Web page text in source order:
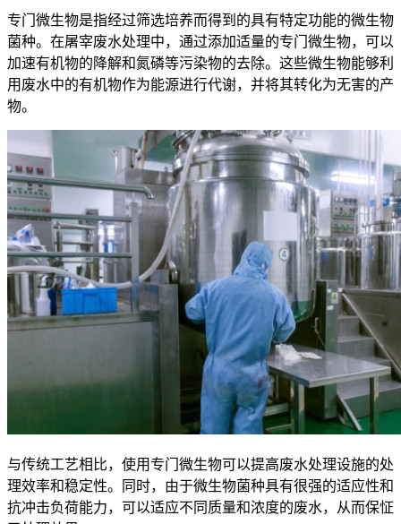
专门微生物是指经过筛选培养而得到的具有特定功能的微生物
菌种。在屠宰废水处理中，通过添加适量的专门微生物，可以
加速有机物的降解和氮磷等污染物的去除。这些微生物能够利
用废水中的有机物作为能源进行代谢，并将其转化为无害的产
物。
与传统工艺相比，使用专门微生物可以提高废水处理设施的处
理效率和稳定性。同时，由于微生物菌种具有很强的适应性和
抗冲击负荷能力，可以适应不同质量和浓度的废水，从而保怔